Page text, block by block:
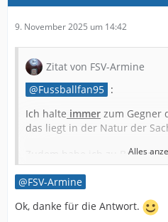
9. November 2025 um 14:42
Zitat von FSV-Armine
Fussballfan95 :
Ich halte immer zum Gegner
das liegt in der Natur der
Zudem habe ich zu Bergamo
denn dort habe ich im
eines Italien-Besuchs mein
einem Stadion im Ausland
Alles
FSV-Armine
Ok, danke für die Antwort.